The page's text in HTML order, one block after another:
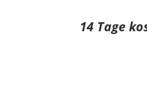
14 Tage